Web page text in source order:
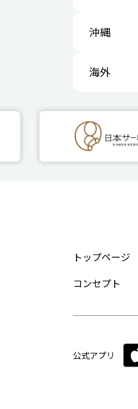
沖縄
海外
トップページ
コンセプト
公式アプリ